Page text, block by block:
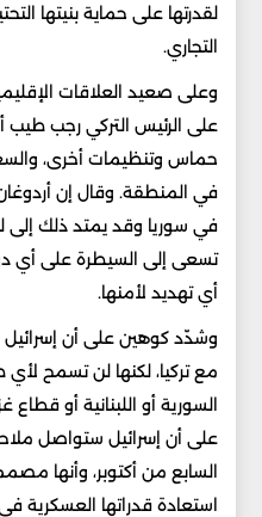
لقدرتها على حماية بنيتها
التجاري.
وعلى صعيد العلاقات
على الرئيس التركي رجب طيب
حماس وتنظيمات أخرى،
في المنطقة. وقال إن
في سوريا وقد يمتد ذلك إلى
تسعى إلى السيطرة على أي
أي تهديد لأمنها.
وشدّد كوهين على أن
مع تركيا، لكنها لن تسمح
السورية أو اللبنانية أو
على أن إسرائيل ستواصل
السابع من أكتوبر، وأنها
استعادة قدراتها العسكرية